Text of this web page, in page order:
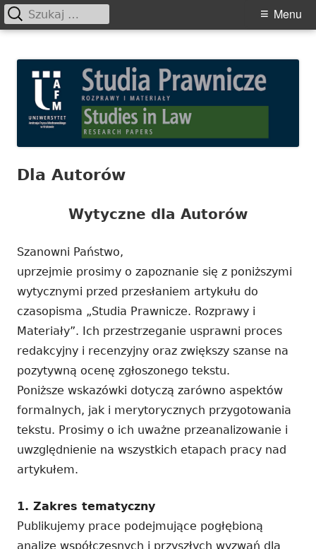
content
Materiały
Primary
Menu
Szukaj:
Dla Autorów
Wytyczne dla Autorów
Szanowni Państwo,
uprzejmie prosimy o zapoznanie się z poniższymi
wytycznymi przed przesłaniem artykułu do
czasopisma „Studia Prawnicze. Rozprawy i
Materiały”. Ich przestrzeganie usprawni proces
redakcyjny i recenzyjny oraz zwiększy szanse na
pozytywną ocenę zgłoszonego tekstu.
Poniższe wskazówki dotyczą zarówno aspektów
formalnych, jak i merytorycznych przygotowania
tekstu. Prosimy o ich uważne przeanalizowanie i
uwzględnienie na wszystkich etapach pracy nad
artykułem.
1. Zakres tematyczny
Publikujemy prace podejmujące pogłębioną
analizę współczesnych i przyszłych wyzwań dla